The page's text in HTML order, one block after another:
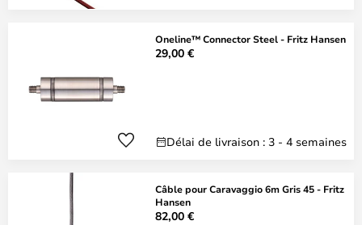
Oneline™ Connector Steel - Fritz Hansen
29,00 €
Délai de livraison : 3 - 4 semaines
Câble pour Caravaggio 6m Gris 45 - Fritz
Hansen
82,00 €